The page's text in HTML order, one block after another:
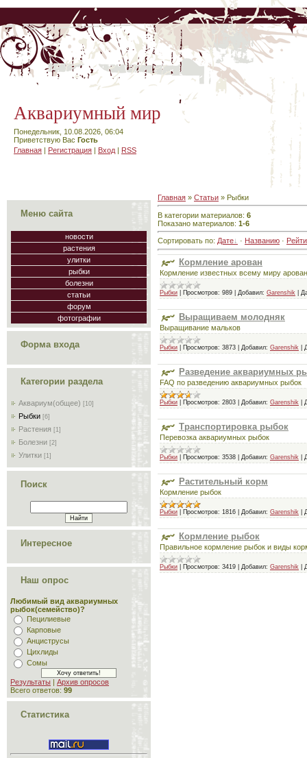
Аквариумный мир
Понедельник, 10.08.2026, 06:04
Приветствую Вас Гость
Главная | Регистрация | Вход | RSS
Меню сайта
новости
растения
улитки
рыбки
болезни
статьи
форум
фотографии
Форма входа
Категории раздела
Аквариум(общее) [10]
Рыбки [6]
Растения [1]
Болезни [2]
Улитки [1]
Поиск
Интересное
Наш опрос
Любимый вид аквариумных
рыбок(семейство)?
Пецилиевые
Карповые
Анциструсы
Цихлиды
Сомы
Результаты | Архив опросов
Всего ответов: 99
Статистика
Главная » Статьи » Рыбки
В категории материалов: 6
Показано материалов: 1-6
Сортировать по: Дате · Названию ·
Кормление арован
Кормление известных всему миру арован
Рыбки Просмотров: 989 Добавил: Garenshik
Выращиваем молодняк
Выращивание мальков
Рыбки Просмотров: 3873 Добавил: Garenshik
Разведение аквариумных
FAQ по разведению аквариумных рыбок
Рыбки Просмотров: 2803 Добавил: Garenshik
Транспортировка рыбок
Перевозка аквариумных рыбок
Рыбки Просмотров: 3538 Добавил: Garenshik
Растительный корм
Кормление рыбок
Рыбки Просмотров: 1816 Добавил: Garenshik
Кормление рыбок
Правильное кормление рыбок и виды
Рыбки Просмотров: 3419 Добавил: Garenshik